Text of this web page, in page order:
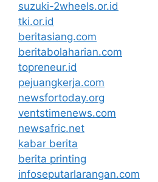
suzuki-2wheels.or.id
tki.or.id
beritasiang.com
beritabolaharian.com
topreneur.id
pejuangkerja.com
newsfortoday.org
ventstimenews.com
newsafric.net
kabar berita
berita printing
infoseputarlarangan.com